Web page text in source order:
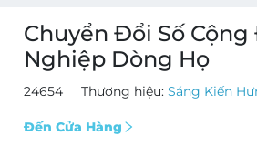
Chuyển Đổi Số
Nghiệp Dòng Họ
24654 Thương hiệu: Sáng Kiến
Đến Cửa Hàng